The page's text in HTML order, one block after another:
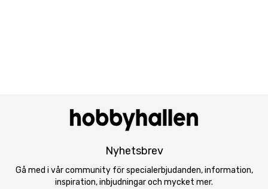
Nyhetsbrev
Gå med i vår community för specialerbjudanden, information,
inspiration, inbjudningar och mycket mer.